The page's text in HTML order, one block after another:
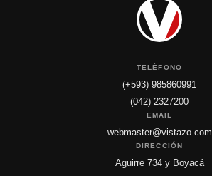
TELÉFONO
(+593) 985860991
(042) 2327200
EMAIL
webmaster@vistazo.com
DIRECCIÓN
Aguirre 734 y Boyacá